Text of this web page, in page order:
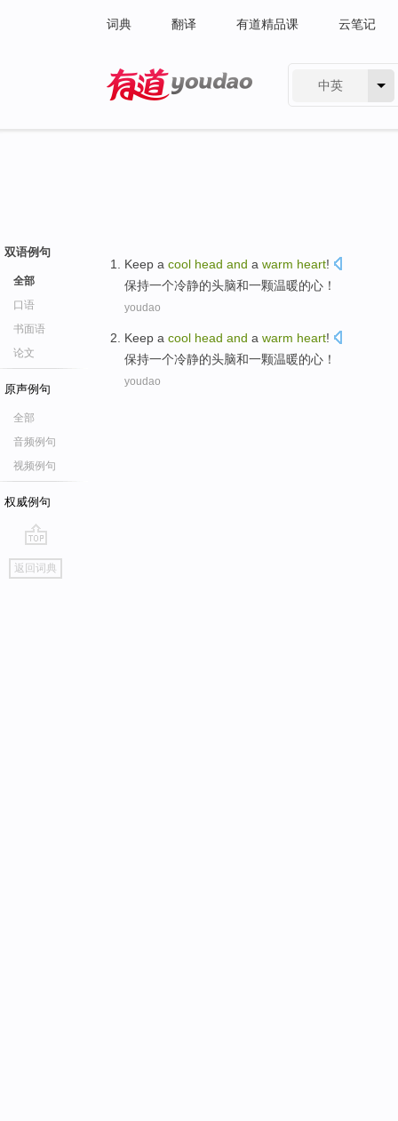
词典 翻译 有道精品课 云笔记
中英
双语例句
全部
口语
书面语
论文
原声例句
全部
音频例句
视频例句
权威例句
go
top
返回词典
Keep a cool head and a warm heart!
保持一个冷静的头脑和一颗温暖的心 ！
youdao
Keep a cool head and a warm heart!
保持一个冷静的头脑和一颗温暖的心 ！
youdao